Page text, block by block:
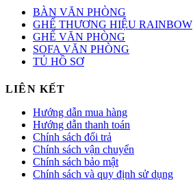
BÀN VĂN PHÒNG
GHẾ THƯƠNG HIỆU RAINBOW
GHẾ VĂN PHÒNG
SOFA VĂN PHÒNG
TỦ HỒ SƠ
LIÊN KẾT
Hướng dẫn mua hàng
Hướng dẫn thanh toán
Chính sách đổi trả
Chính sách vận chuyển
Chính sách bảo mật
Chính sách và quy định sử dụng